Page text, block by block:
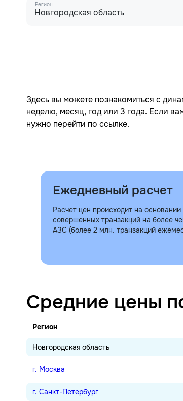
Регион
Новгородская область
Здесь вы можете познакомиться с
неделю, месяц, год или 3 года. Если
нужно перейти по ссылке.
Ежедневный расчет
Расчет цен происходит на основании
совершенных транзакций на более
АЗС (более 2 млн. транзакций
Средние цены
Регион
Новгородская область
г. Москва
г. Санкт-Петербург